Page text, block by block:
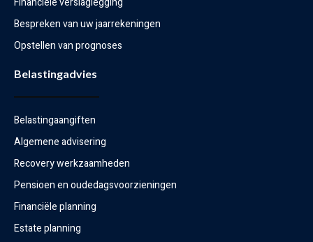
Bespreken van uw jaarrekeningen
Opstellen van prognoses
Belastingadvies
Belastingaangiften
Algemene advisering
Recovery werkzaamheden
Pensioen en oudedagsvoorzieningen
Financiële planning
Estate planning